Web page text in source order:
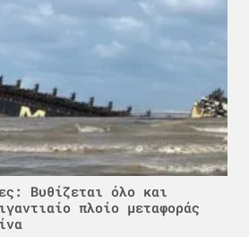
Βυθίζεται όλο και
πλοίο μεταφοράς